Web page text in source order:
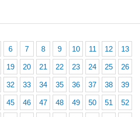
6 7 8 9 10 11 12 13
19 20 21 22 23 24 25 26
32 33 34 35 36 37 38 39
45 46 47 48 49 50 51 52